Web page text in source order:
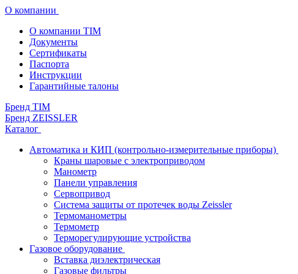
О компании
О компании TIM
Документы
Сертификаты
Паспорта
Инструкции
Гарантийные талоны
Бренд TIM
Бренд ZEISSLER
Каталог
Автоматика и КИП (контрольно-измерительные приборы)
Краны шаровые с электроприводом
Манометр
Панели управления
Сервопривод
Система защиты от протечек воды Zeissler
Термоманометры
Термометр
Терморегулирующие устройства
Газовое оборудование
Вставка диэлектрическая
Газовые фильтры